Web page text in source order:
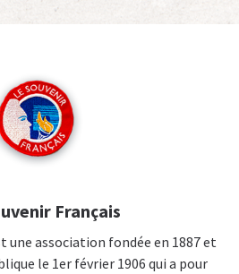
Français
une association fondée en 1887 et
le 1er février 1906 qui a pour